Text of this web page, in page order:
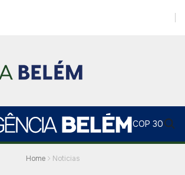
COP 30
Home Noticias